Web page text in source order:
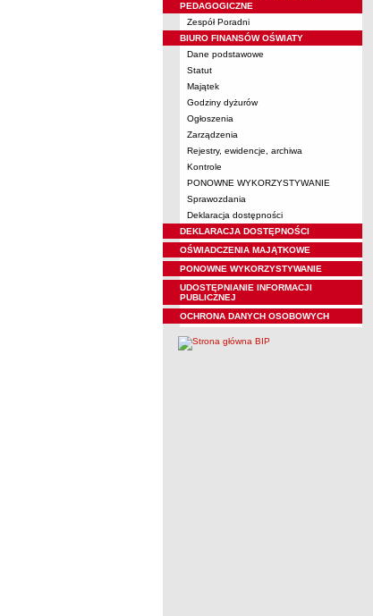
PEDAGOGICZNE
Zespół Poradni
BIURO FINANSÓW OŚWIATY
Dane podstawowe
Statut
Majątek
Godziny dyżurów
Ogłoszenia
Zarządzenia
Rejestry, ewidencje, archiwa
Kontrole
PONOWNE WYKORZYSTYWANIE
Sprawozdania
Deklaracja dostępności
DEKLARACJA DOSTĘPNOŚCI
OŚWIADCZENIA MAJĄTKOWE
PONOWNE WYKORZYSTYWANIE
UDOSTĘPNIANIE INFORMACJI
PUBLICZNEJ
OCHRONA DANYCH OSOBOWYCH